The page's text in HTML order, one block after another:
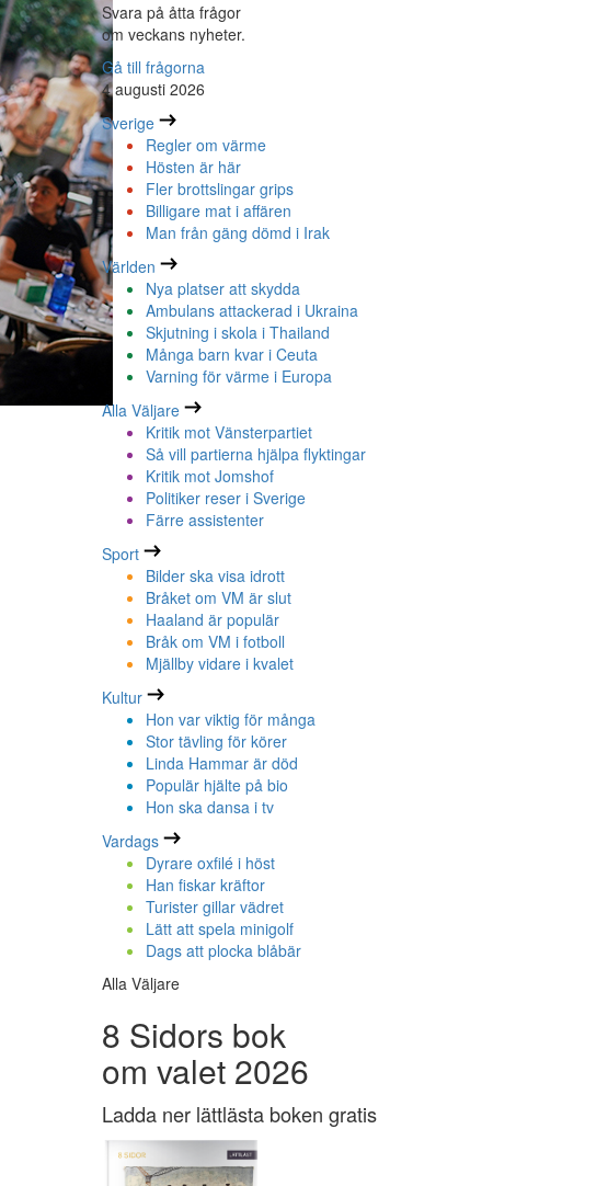
Svara på åtta frågor
om veckans nyheter.
Gå till frågorna
4 augusti 2026
Sverige
Regler om värme
Hösten är här
Fler brottslingar grips
Billigare mat i affären
Man från gäng dömd i Irak
Världen
Nya platser att skydda
Ambulans attackerad i Ukraina
Skjutning i skola i Thailand
Många barn kvar i Ceuta
Varning för värme i Europa
Alla Väljare
Kritik mot Vänsterpartiet
Så vill partierna hjälpa flyktingar
Kritik mot Jomshof
Politiker reser i Sverige
Färre assistenter
Sport
Bilder ska visa idrott
Bråket om VM är slut
Haaland är populär
Bråk om VM i fotboll
Mjällby vidare i kvalet
Kultur
Hon var viktig för många
Stor tävling för körer
Linda Hammar är död
Populär hjälte på bio
Hon ska dansa i tv
Vardags
Dyrare oxfilé i höst
Han fiskar kräftor
Turister gillar vädret
Lätt att spela minigolf
Dags att plocka blåbär
Alla Väljare
8 Sidors bok
om valet 2026
Ladda ner lättlästa boken gratis